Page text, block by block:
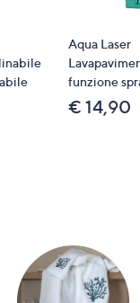
Aqua Laser
funzione
€ 14,90